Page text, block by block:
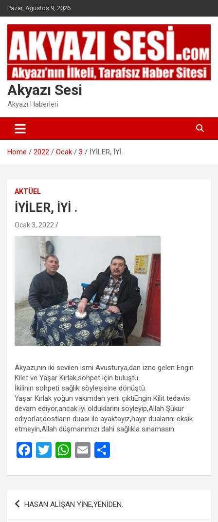
Skip
to
content
Pazar, Ağustos 9, 2026
Akyazı Sesi
Akyazı Haberleri
Home 2022 Ocak 3 İYİLER, İYİ .
AKTÜEL
İYİLER, İYİ .
Ocak 3, 2022
Akyazı,nın iki sevilen ismi Avusturya,dan izne gelen Engin
Kilet ve Yaşar Kırlak,sohpet için buluştu.
İkilinin sohpeti sağlık söyleşisine dönüştü.
Yaşar Kırlak yoğun vakımdan yeni çıktıEngin Kilit tedavisi
devam ediyor,ancak iyi olduklarını söyleyip,Allah Şükur
ediyorlar,dostların duası ile ayaktayız,hayır dualarını eksik
etmeyin,Allah düşmanımızı dahi sağlıkla sınamasın.
F
ce
b
o
T
tt
er
W
at
s
A
E
ail ar
e
Yazı
gezinmesi
HASAN ALİŞAN YİNE,YENİDEN.